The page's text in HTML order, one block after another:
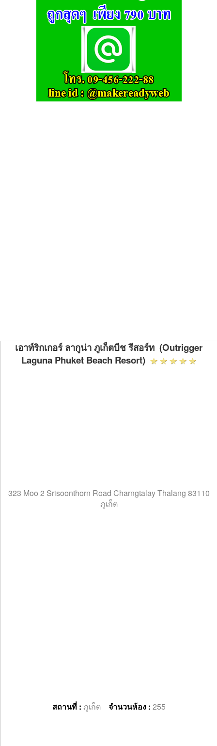
เอาท์ริกเกอร์ ลากูน่า ภูเก็ตบีช รีสอร์ท (Outrigger
Laguna Phuket Beach Resort)
323 Moo 2 Srisoonthorn Road Charngtalay Thalang 83110
ภูเก็ต
สถานที่ : ภูเก็ต จำนวนห้อง : 255